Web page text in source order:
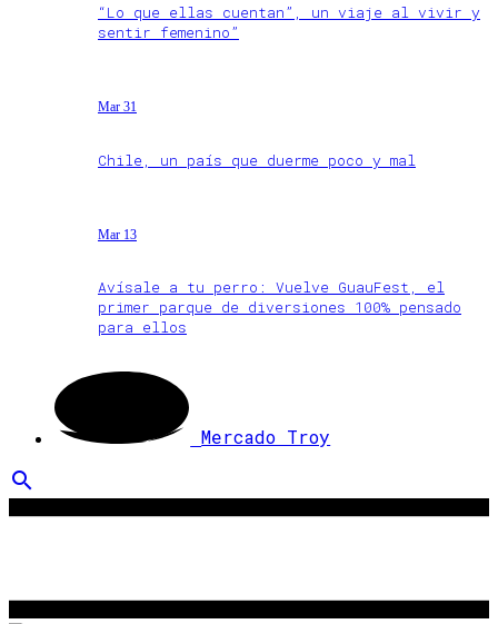
“Lo que ellas cuentan”, un viaje al vivir y
sentir femenino”
Mar 31
Chile, un país que duerme poco y mal
Mar 13
Avísale a tu perro: Vuelve GuauFest, el
primer parque de diversiones 100% pensado
para ellos
Mercado Troy
search